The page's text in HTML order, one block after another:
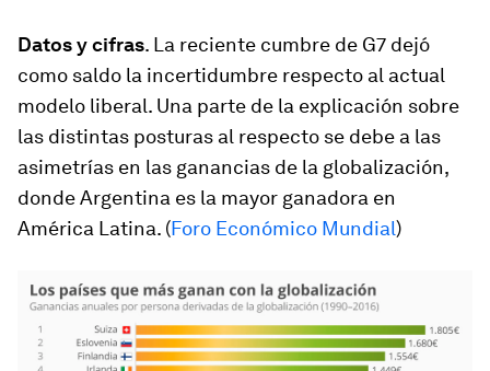
Datos y cifras. La reciente cumbre de G7 dejó
como saldo la incertidumbre respecto al actual
modelo liberal. Una parte de la explicación sobre
las distintas posturas al respecto se debe a las
asimetrías en las ganancias de la globalización,
donde Argentina es la mayor ganadora en
América Latina. (Foro Económico Mundial)